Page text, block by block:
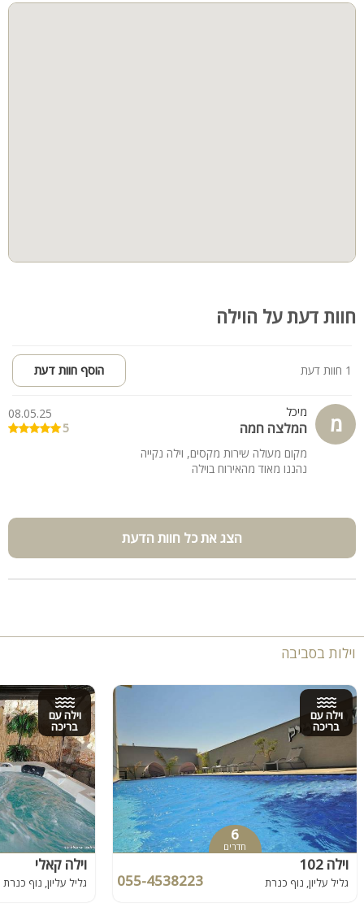
מיטות שיזוף
חוות דעת על הוילה
1 חוות דעת הוסף חוות דעת
מ מיכל
המלצה חמה
08.05.25
5
מקום מעולה שירות מקסים, וילה נקייה
נהננו מאוד מהאירוח בוילה
הצג את כל חוות הדעת
וילות בסביבה
וילה עם
בריכה
6
חדרים
וילה 102
גליל עליון, נוף כנרת 055-4538223
וילה עם
בריכה
וילה קאלי
גליל עליון, נוף כנרת